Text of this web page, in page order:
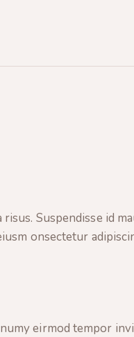
Suspendisse id
onsectetur
eirmod tempor